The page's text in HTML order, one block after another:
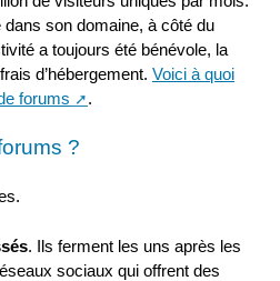
dans son domaine, à côté du
a toujours été bénévole, la
d’hébergement. Voici à quoi
forums
.
?
. Ils ferment les uns après les
sociaux qui offrent des